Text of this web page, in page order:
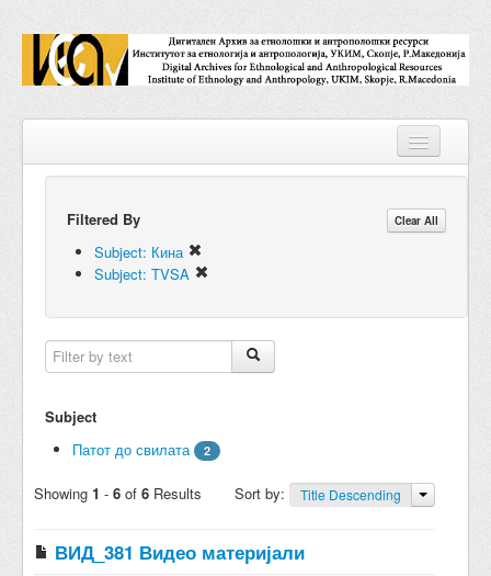
Repositories
Collections
Accessions
Names
Classifications
Filtered By Clear All
Subject: Кина
Subject: TVSA
Subject
Патот до свилата
2
Showing 1 - 6 of 6 Results Sort by: Title Descending
ВИД_381 Видео материјали